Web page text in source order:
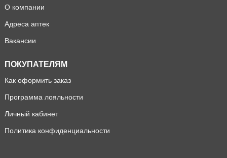
О компании
Адреса аптек
Вакансии
ПОКУПАТЕЛЯМ
Как оформить заказ
Программа лояльности
Личный кабинет
Политика конфиденциальности